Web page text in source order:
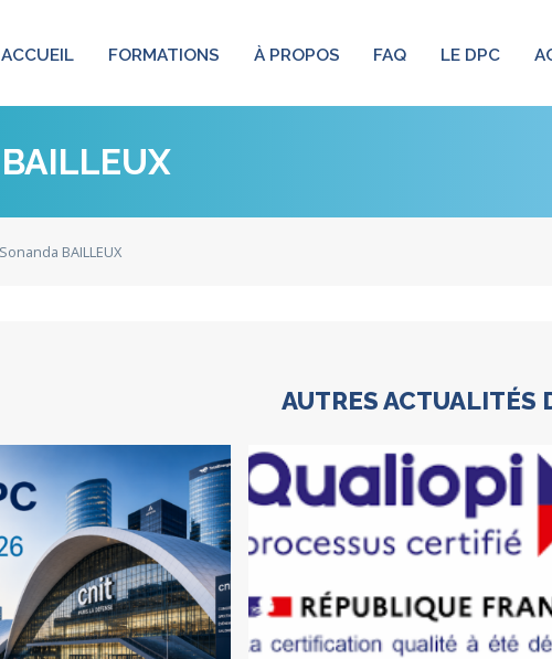
ACCUEIL FORMATIONS À PROPOS FAQ LE DPC
BAILLEUX
AUTRES ACTUALITÉS